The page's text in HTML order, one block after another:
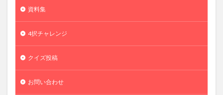
資料集
4択チャレンジ
クイズ投稿
お問い合わせ